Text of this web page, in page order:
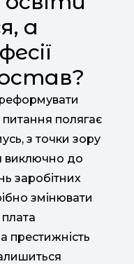
а
питання полягає
з точки зору
виключно до
заробітних
змінювати
престижність